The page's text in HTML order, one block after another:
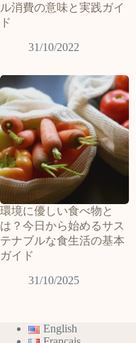
ル消費の意味と実践ガイ
ド
31/10/2022
環境に優しい食べ物と
は？今日から始めるサス
テナブルな食生活の基本
ガイド
31/10/2025
English